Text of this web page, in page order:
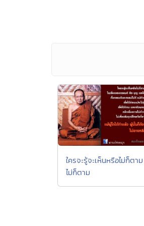
ใครจะรู้จะเห็นหรือไม่ก็ตา
ไม่ก็ตาม